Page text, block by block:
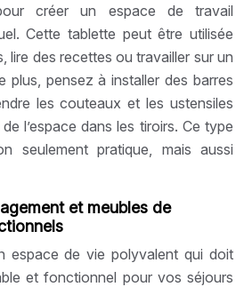
créer un espace de travail
Cette tablette peut être utilisée
lire des recettes ou travailler sur un
plus, pensez à installer des barres
les couteaux et les ustensiles
l’espace dans les tiroirs. Ce type
seulement pratique, mais aussi
et meubles de
espace de vie polyvalent qui doit
et fonctionnel pour vos séjours